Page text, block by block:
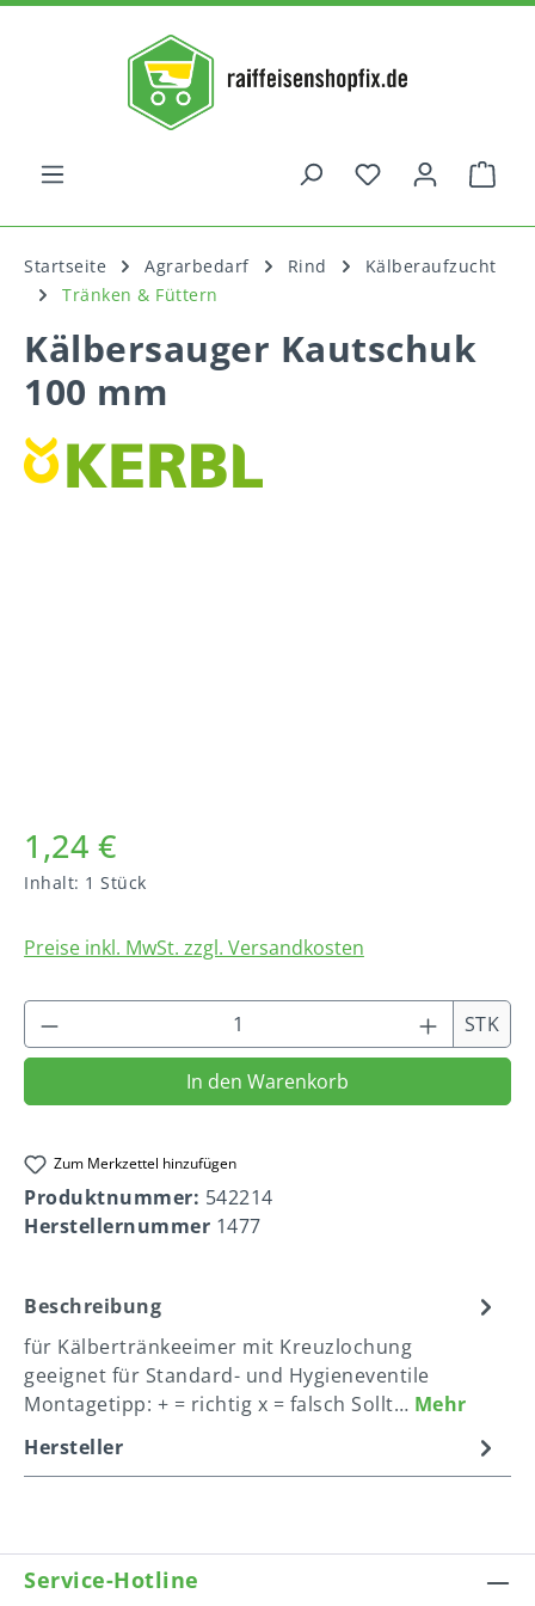
Startseite Agrarbedarf Rind
Kälberaufzucht
Tränken & Füttern
Kälbersauger Kautschuk
100 mm
1,24 €
Inhalt: 1 Stück
Preise inkl. MwSt. zzgl. Versandkosten
Produkt Anzahl: Gib den STK
In den Warenkorb
Zum Merkzettel hinzufügen
Produktnummer: 542214
Herstellernummer 1477
Beschreibung
für Kälbertränkeeimer mit Kreuzlochung
geeignet für Standard- und Hygieneventile
Montagetipp: + = richtig x = falsch Sollt… Mehr
Hersteller
Service-Hotline